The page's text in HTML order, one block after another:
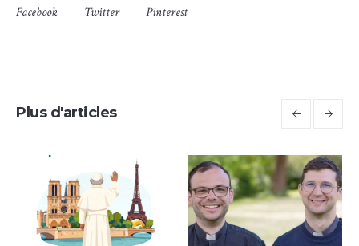
Facebook Twitter Pinterest
Plus d'articles